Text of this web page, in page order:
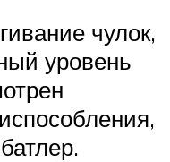
чулок,
уровень